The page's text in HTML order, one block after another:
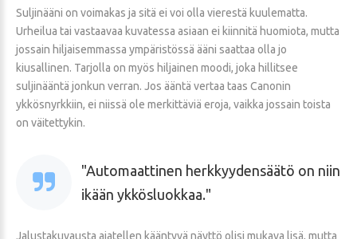
Suljinääni on voimakas ja sitä ei voi olla vierestä kuulematta.
Urheilua tai vastaavaa kuvatessa asiaan ei kiinnitä huomiota, mutta
jossain hiljaisemmassa ympäristössä ääni saattaa olla jo
kiusallinen. Tarjolla on myös hiljainen moodi, joka hillitsee
suljinääntä jonkun verran. Jos ääntä vertaa taas Canonin
ykkösnyrkkiin, ei niissä ole merkittäviä eroja, vaikka jossain toista
on väitettykin.
Automaattinen herkkyydensäätö on niin
ikään ykkösluokkaa.
Jalustakuvausta ajatellen kääntyvä näyttö olisi mukava lisä, mutta